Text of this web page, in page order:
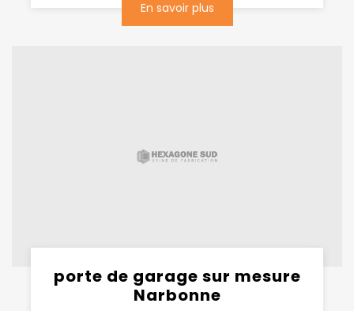
En savoir plus
porte de garage sur mesure
Narbonne